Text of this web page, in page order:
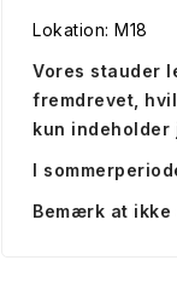
Lokation: M18
Vores stauder
fremdrevet,
kun
I
Bemærk at